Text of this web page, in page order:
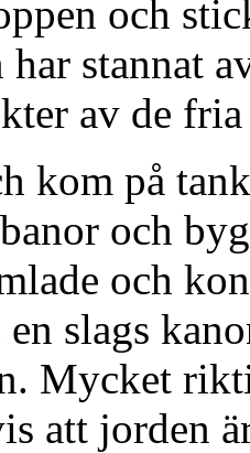
och
stannat
av de
kom på
och
och
en slags
Mycket
att jorden